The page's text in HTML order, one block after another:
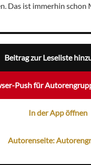
Das ist immerhin schon
Beitrag zur Leseliste
Push für
In der App öffnen
Autorenseite: